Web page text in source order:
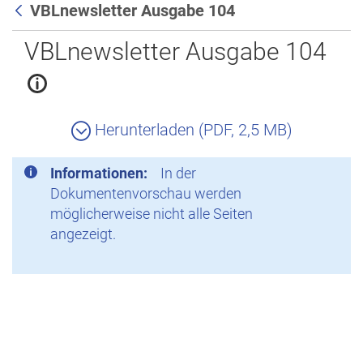
Zurück
VBLnewsletter Ausgabe 104
VBLnewsletter Ausgabe 104
Herunterladen (PDF, 2,5 MB)
Informationen:
In der
Dokumentenvorschau werden
möglicherweise nicht alle Seiten
angezeigt.